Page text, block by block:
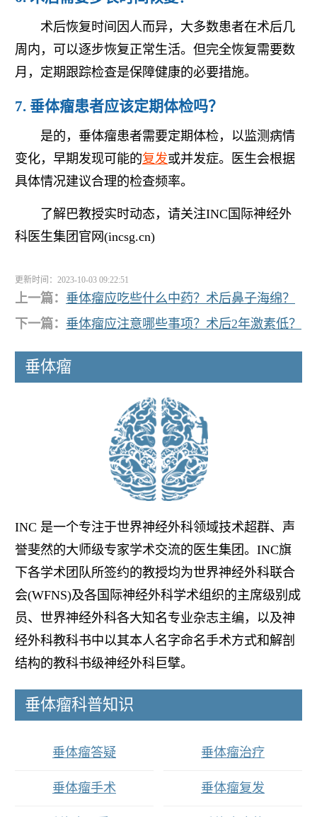
术后恢复时间因人而异，大多数患者在术后几
周内，可以逐步恢复正常生活。但完全恢复需要数
月，定期跟踪检查是保障健康的必要措施。
7. 垂体瘤患者应该定期体检吗？
是的，垂体瘤患者需要定期体检，以监测病情
变化，早期发现可能的复发或并发症。医生会根据
具体情况建议合理的检查频率。
了解巴教授实时动态，请关注INC国际神经外
科医生集团官网(incsg.cn)
更新时间：2023-10-03 09:22:51
上一篇： 垂体瘤应吃些什么中药？术后鼻子海绵？
下一篇： 垂体瘤应注意哪些事项？术后2年激素低？
垂体瘤
INC 是一个专注于世界神经外科领域技术超群、声
誉斐然的大师级专家学术交流的医生集团。INC旗
下各学术团队所签约的教授均为世界神经外科联合
会(WFNS)及各国际神经外科学术组织的主席级别成
员、世界神经外科各大知名专业杂志主编，以及神
经外科教科书中以其本人名字命名手术方式和解剖
结构的教科书级神经外科巨擘。
垂体瘤科普知识
垂体瘤答疑 垂体瘤治疗
垂体瘤手术 垂体瘤复发